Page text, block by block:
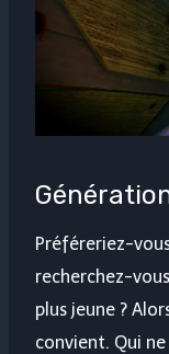
Préféreriez-
recherchez-
plus jeune ?
convient. Qui